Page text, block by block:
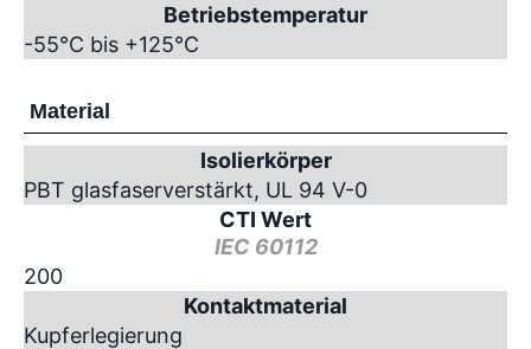
Betriebstemperatur
-55°C bis +125°C
Material
Isolierkörper
PBT glasfaserverstärkt, UL 94 V-0
CTI Wert
IEC 60112
200
Kontaktmaterial
Kupferlegierung